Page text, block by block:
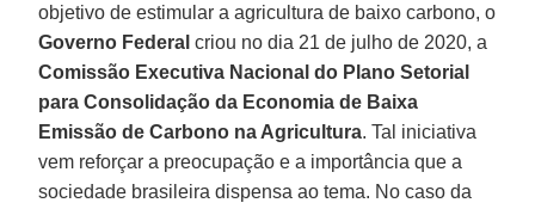
objetivo de estimular a agricultura de baixo carbono, o
Governo Federal criou no dia 21 de julho de 2020, a
Comissão Executiva Nacional do Plano Setorial
para Consolidação da Economia de Baixa
Emissão de Carbono na Agricultura. Tal iniciativa
vem reforçar a preocupação e a importância que a
sociedade brasileira dispensa ao tema. No caso da